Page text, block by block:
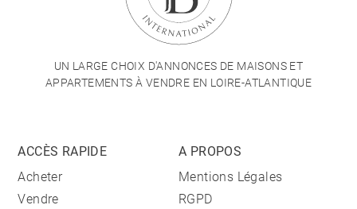
UN LARGE CHOIX D'ANNONCES DE MAISONS ET
APPARTEMENTS À VENDRE EN LOIRE-ATLANTIQUE
ACCÈS RAPIDE
Acheter
Vendre
A PROPOS
Mentions Légales
RGPD